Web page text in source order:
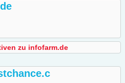
zu infofarm.de